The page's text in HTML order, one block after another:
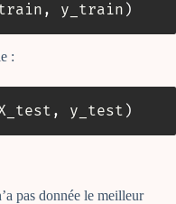
, y_train )
:
, y_test )
pas donnée le meilleur